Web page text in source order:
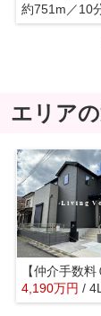
約751m／10
エリア
4,190万円 /